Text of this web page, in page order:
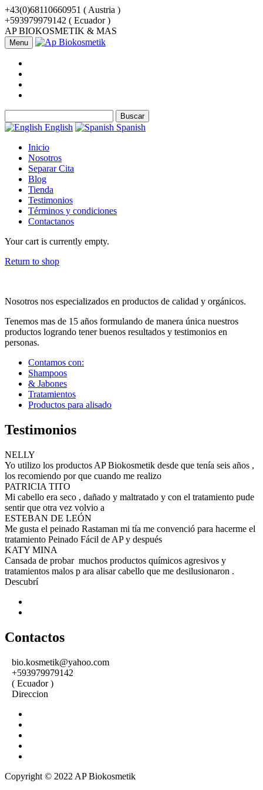
+43(0)68110660951 ( Austria )
+593979979142 ( Ecuador )
AP BIOKOSMETIK & MAS
Menu
English
Spanish
Inicio
Nosotros
Separar Cita
Blog
Tienda
Testimonios
Términos y condiciones
Contactanos
Your cart is currently empty.
Return to shop
Nosotros nos especializados en productos de calidad y orgánicos.
Tenemos mas de 15 años formulando de manera única nuestros
productos logrando tener buenos resultados y testimonios en
personas.
Contamos con:
Shampoos
& Jabones
Tratamientos
Productos para alisado
Testimonios
NELLY
Yo utilizo los productos AP Biokosmetik desde que tenía seis años ,
los recomiendo por que cuando me realizo
PATRICIA TITO
Mi cabello era seco , dañado y maltratado y con el tratamiento pude
sentir que otra vez volvio a
ESTEBAN DE LEÓN
Me gusta el peinado Rastaman mi tía me convenció para hacerme el
tratamiento Peinado Fácil de AP y después
KATY MINA
Cansada de probar muchos productos químicos agresivos y
tratamientos malos p ara alisar cabello que me desilusionaron .
Descubrí
Contactos
bio.kosmetik@yahoo.com
+593979979142
( Ecuador )
Direccion
Copyright © 2022 AP Biokosmetik